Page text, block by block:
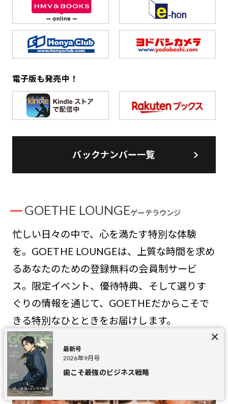
電子版も発売中！
バックナンバー一覧
GOETHE LOUNGEゲーテラウンジ
忙しい日々の中で、心を満たす特別な体験
を。GOETHE LOUNGEは、上質な時間を求め
るあなたのための登録無料の会員制サービ
ス。限定イベント、優待特典、そして選りす
ぐりの情報を通じて、GOETHEだからこそで
きる特別なひとときをお届けします。
最新号
2026年9月号
歯こそ最強のビジネス戦略